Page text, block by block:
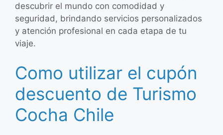
descubrir el mundo con comodidad y
seguridad, brindando servicios personalizados
y atención profesional en cada etapa de tu
viaje.
Como utilizar el cupón
descuento de Turismo
Cocha Chile